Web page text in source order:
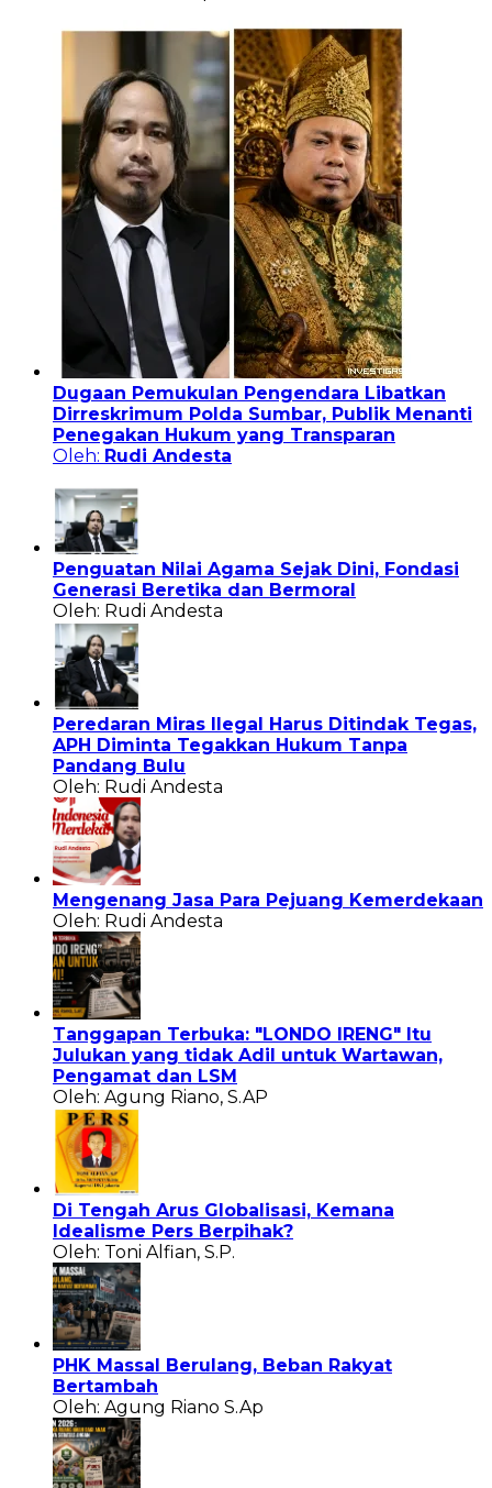
Dugaan Pemukulan Pengendara Libatkan
Dirreskrimum Polda Sumbar, Publik Menanti
Penegakan Hukum yang Transparan
Oleh: Rudi Andesta
Penguatan Nilai Agama Sejak Dini, Fondasi
Generasi Beretika dan Bermoral
Oleh: Rudi Andesta
Peredaran Miras Ilegal Harus Ditindak Tegas,
APH Diminta Tegakkan Hukum Tanpa
Pandang Bulu
Oleh: Rudi Andesta
Mengenang Jasa Para Pejuang Kemerdekaan
Oleh: Rudi Andesta
Tanggapan Terbuka: "LONDO IRENG" Itu
Julukan yang tidak Adil untuk Wartawan,
Pengamat dan LSM
Oleh: Agung Riano, S.AP
Di Tengah Arus Globalisasi, Kemana
Idealisme Pers Berpihak?
Oleh: Toni Alfian, S.P.
PHK Massal Berulang, Beban Rakyat
Bertambah
Oleh: Agung Riano S.Ap